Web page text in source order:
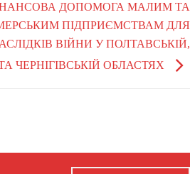
ДОПОМОГА МАЛИМ ТА
ПІДПРИЄМСТВАМ ДЛЯ
ВІЙНИ У ПОЛТАВСЬКІЙ,
ЧЕРНІГІВСЬКІЙ ОБЛАСТЯХ